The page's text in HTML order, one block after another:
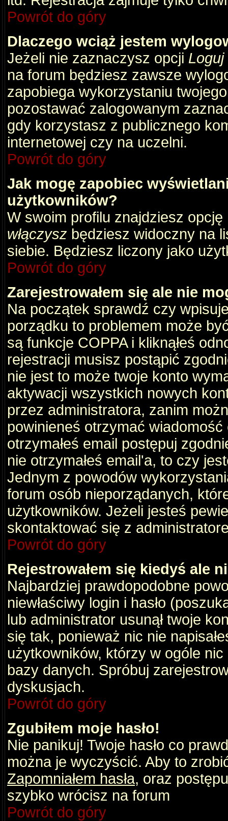
Powrót do góry
Dlaczego wciąż jestem
Jeżeli nie zaznaczysz opcji
na forum będziesz zawsze
zapobiega wykorzystaniu
pozostawać zalogowanym
gdy korzystasz z publicznego
internetowej czy na uczelni.
Powrót do góry
Jak mogę zapobiec
użytkowników?
W swoim profilu znajdziesz opcję
włączysz będziesz widoczny na
siebie. Będziesz liczony jako
Powrót do góry
Zarejestrowałem się ale nie
Na początek sprawdź czy
porządku to problemem może
są funkcje COPPA i kliknąłeś
rejestracji musisz postąpić
nie jest to może twoje konto
aktywacji wszystkich nowych
przez administratora, zanim
powinieneś otrzymać
otrzymałeś email postępuj
nie otrzymałeś email'a, to czy
Jednym z powodów
forum osób nieporządanych,
użytkowników. Jeżeli jesteś
skontaktować się z
Powrót do góry
Rejestrowałem się kiedyś ale
Najbardziej prawdopodobne
niewłaściwy login i hasło
lub administrator usunął twoje
się tak, ponieważ nic nie
użytkowników, którzy w ogóle
bazy danych. Spróbuj
dyskusjach.
Powrót do góry
Zgubiłem moje hasło!
Nie panikuj! Twoje hasło co
można je wyczyścić. Aby to
Zapomniałem hasła, oraz
szybko wrócisz na forum
Powrót do góry